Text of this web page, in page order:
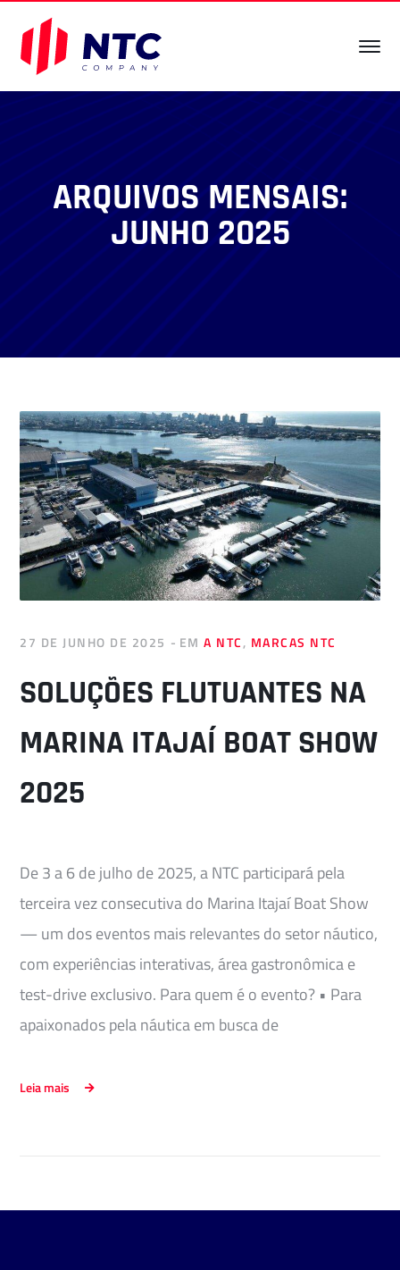
ARQUIVOS MENSAIS:
JUNHO 2025
27 DE JUNHO DE 2025 EMA NTC, MARCAS NTC
SOLUÇÕES FLUTUANTES NA
MARINA ITAJAÍ BOAT SHOW
2025
De 3 a 6 de julho de 2025, a NTC participará pela
terceira vez consecutiva do Marina Itajaí Boat Show
— um dos eventos mais relevantes do setor náutico,
com experiências interativas, área gastronômica e
test-drive exclusivo. Para quem é o evento? • Para
apaixonados pela náutica em busca de
Leia mais